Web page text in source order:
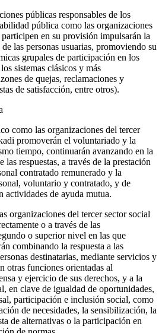
públicas responsables de los
pública como las organizaciones
en su provisión impulsarán la
las personas usuarias, promoviendo su
grupales de participación en los
sistemas clásicos y más
de quejas, reclamaciones y
de satisfacción, entre otros).
como las organizaciones del tercer
promoverán el voluntariado y la
tiempo, continuarán avanzando en la
las respuestas, a través de la prestación
contratado remunerado y la
voluntario y contratado, y de
actividades de ayuda mutua.
organizaciones del tercer sector social
o a través de las
o superior nivel en las que
combinando la respuesta a las
destinatarias, mediante servicios y
otras funciones orientadas al
y ejercicio de sus derechos, y a la
en clave de igualdad de oportunidades,
participación e inclusión social, como
de necesidades, la sensibilización, la
de alternativas o la participación en